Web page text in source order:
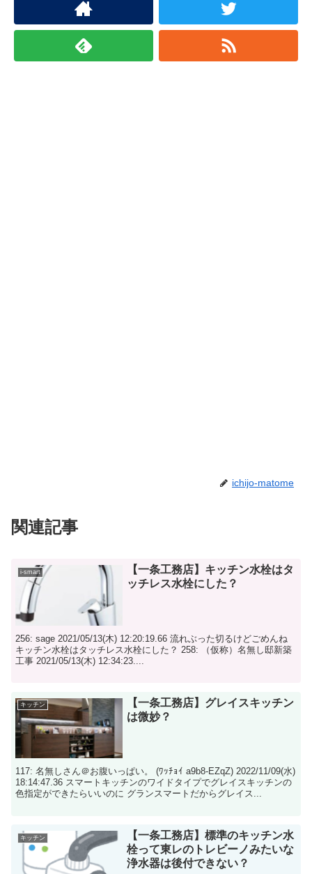
ichijo-matome
関連記事
i-smart
【一条工務店】キッチン水栓はタ
ッチレス水栓にした？
256: sage 2021/05/13(木) 12:20:19.66 流れぶった切るけどごめんね
キッチン水栓はタッチレス水栓にした？ 258: （仮称）名無し邸新築
工事 2021/05/13(木) 12:34:23....
キッチン
【一条工務店】グレイスキッチン
は微妙？
117: 名無しさん＠お腹いっぱい。 (ﾜｯﾁｮｲ a9b8-EZqZ) 2022/11/09(水)
18:14:47.36 スマートキッチンのワイドタイプでグレイスキッチンの
色指定ができたらいいのに グランスマートだからグレイス...
キッチン
【一条工務店】標準のキッチン水
栓って東レのトレビーノみたいな
浄水器は後付できない？